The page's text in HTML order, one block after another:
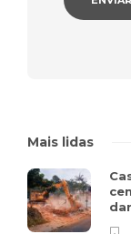
Mais lidas